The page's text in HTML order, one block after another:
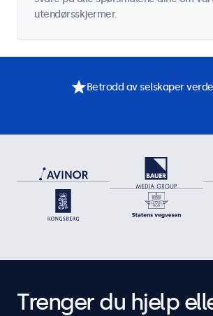
utendørsskjermer.
Betrodd av selskaper
Trenger du hjelp